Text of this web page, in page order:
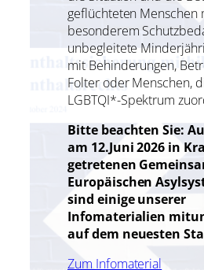
geflüchteten Menschen
besonderem
unbegleitete
mit Behinderungen,
Folter oder Menschen,
LGBTQI*-Spektrum
Bitte beachten Sie:
am 12.Juni 2026 in
getretenen
Europäischen
sind einige unserer
Infomaterialien
auf dem neuesten
Zum Infomaterial